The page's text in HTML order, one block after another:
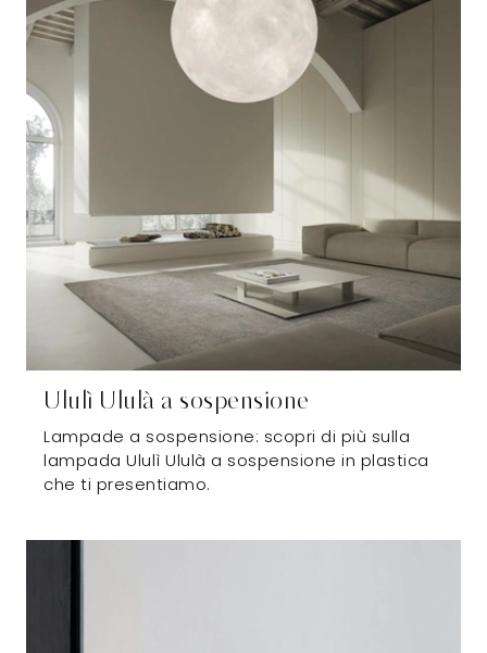
Ululì Ululà a sospensione
Lampade a sospensione: scopri di più sulla
lampada Ululì Ululà a sospensione in plastica
che ti presentiamo.